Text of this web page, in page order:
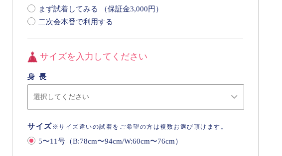
まず試着してみる （保証金3,000円）
二次会本番で利用する
サイズを入力してください
身長
サイズ※サイズ違いの試着をご希望の方は複数お選び頂けます。
5〜11号（B:78cm〜94cm/W:60cm〜76cm）